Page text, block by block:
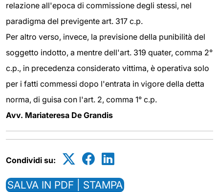
relazione all'epoca di commissione degli stessi, nel
paradigma del previgente art. 317 c.p.
Per altro verso, invece, la previsione della punibilità del
soggetto indotto, a mentre dell'art. 319 quater, comma 2°
c.p., in precedenza considerato vittima, è operativa solo
per i fatti commessi dopo l'entrata in vigore della detta
norma, di guisa con l'art. 2, comma 1° c.p.
Avv. Mariateresa De Grandis
Condividi su:
SALVA IN PDF | STAMPA